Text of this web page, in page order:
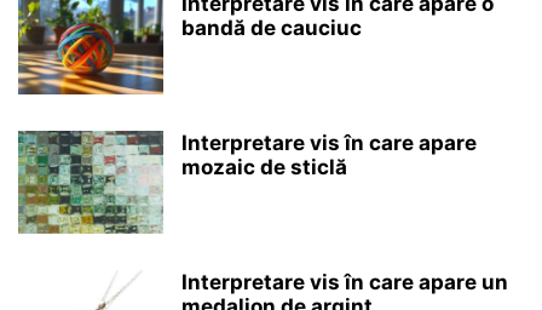
bandă de cauciuc
Interpretare vis în care apare
mozaic de sticlă
Interpretare vis în care apare un